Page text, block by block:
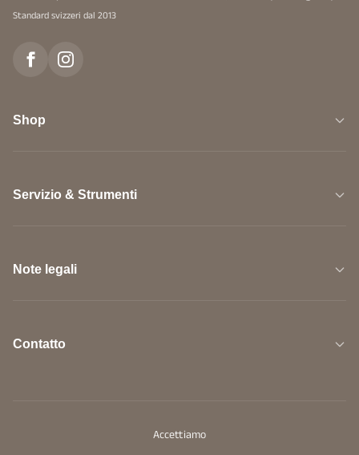
Standard svizzeri dal 2013
Shop
Servizio & Strumenti
Note legali
Contatto
Accettiamo